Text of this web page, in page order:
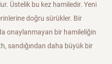
Üstelik bu kez hamiledir. Yeni
doğru sürükler. Bir
onaylanmayan bir hamileliğin
sandığından daha büyük bir